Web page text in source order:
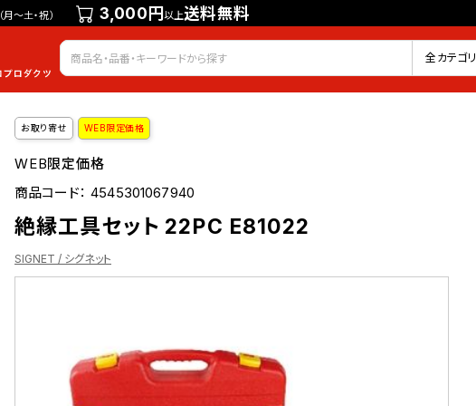
（月～土・祝） 3,000円以上送料無料
会員登録 ログイン お気に入り
全カテゴリ
お取り寄せ WEB限定価格
WEB限定価格
商品コード：4545301067940
絶縁工具セット 22PC E81022
SIGNET / シグネット